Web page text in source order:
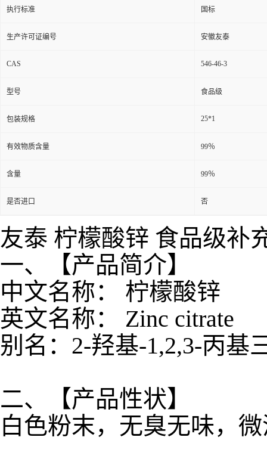
执行标准 国标
生产许可证编号 安徽友泰
CAS 546-46-3
型号 食品级
包装规格 25*1
有效物质含量 99％
含量 99％
是否进口 否
友泰 柠檬酸锌 食品级补
一、【产品简介】
中文名称： 柠檬酸锌
英文名称： Zinc citrate
别名：2-羟基-1,2,3-丙基
二、【产品性状】
白色粉末，无臭无味，